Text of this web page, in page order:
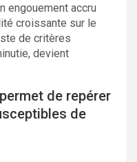
engouement accru
croissante sur le
de critères
devient
de repérer
de